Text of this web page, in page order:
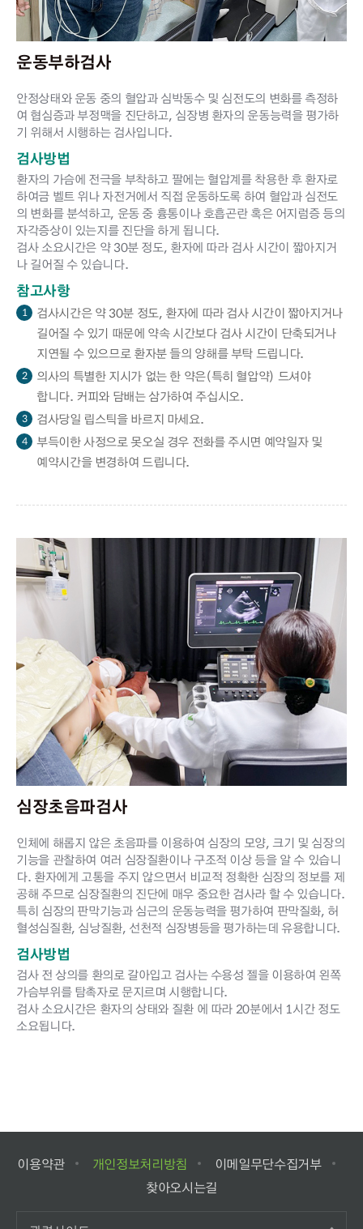
운동부하검사
안정상태와 운동 중의 혈압과 심박동수 및 심전도의 변화를 측정하
여 협심증과 부정맥을 진단하고, 심장병 환자의 운동능력을 평가하
기 위해서 시행하는 검사입니다.
검사방법
환자의 가슴에 전극을 부착하고 팔에는 혈압계를 착용한 후 환자로
하여금 벨트 위나 자전거에서 직접 운동하도록 하여 혈압과 심전도
의 변화를 분석하고, 운동 중 흉통이나 호흡곤란 혹은 어지럼증 등의
자각증상이 있는지를 진단을 하게 됩니다.
검사 소요시간은 약 30분 정도, 환자에 따라 검사 시간이 짧아지거
나 길어질 수 있습니다.
참고사항
1
검사시간은 약 30분 정도, 환자에 따라 검사 시간이 짧아지거나
길어질 수 있기 때문에 약속 시간보다 검사 시간이 단축되거나
지연될 수 있으므로 환자분 들의 양해를 부탁 드립니다.
2
의사의 특별한 지시가 없는 한 약은(특히 혈압약) 드셔야
합니다. 커피와 담배는 삼가하여 주십시오.
3 검사당일 립스틱을 바르지 마세요.
4
부득이한 사정으로 못오실 경우 전화를 주시면 예약일자 및
예약시간을 변경하여 드립니다.
심장초음파검사
인체에 해롭지 않은 초음파를 이용하여 심장의 모양, 크기 및 심장의
기능을 관찰하여 여러 심장질환이나 구조적 이상 등을 알 수 있습니
다. 환자에게 고통을 주지 않으면서 비교적 정확한 심장의 정보를 제
공해 주므로 심장질환의 진단에 매우 중요한 검사라 할 수 있습니다.
특히 심장의 판막기능과 심근의 운동능력을 평가하여 판막질화, 허
혈성심질환, 심낭질환, 선천적 심장병등을 평가하는데 유용합니다.
검사방법
검사 전 상의를 환의로 갈아입고 검사는 수용성 젤을 이용하여 왼쪽
가슴부위를 탐촉자로 문지르며 시행합니다.
검사 소요시간은 환자의 상태와 질환 에 따라 20분에서 1시간 정도
소요됩니다.
이용약관 개인정보처리방침
이메일무단수집거부
찾아오시는길